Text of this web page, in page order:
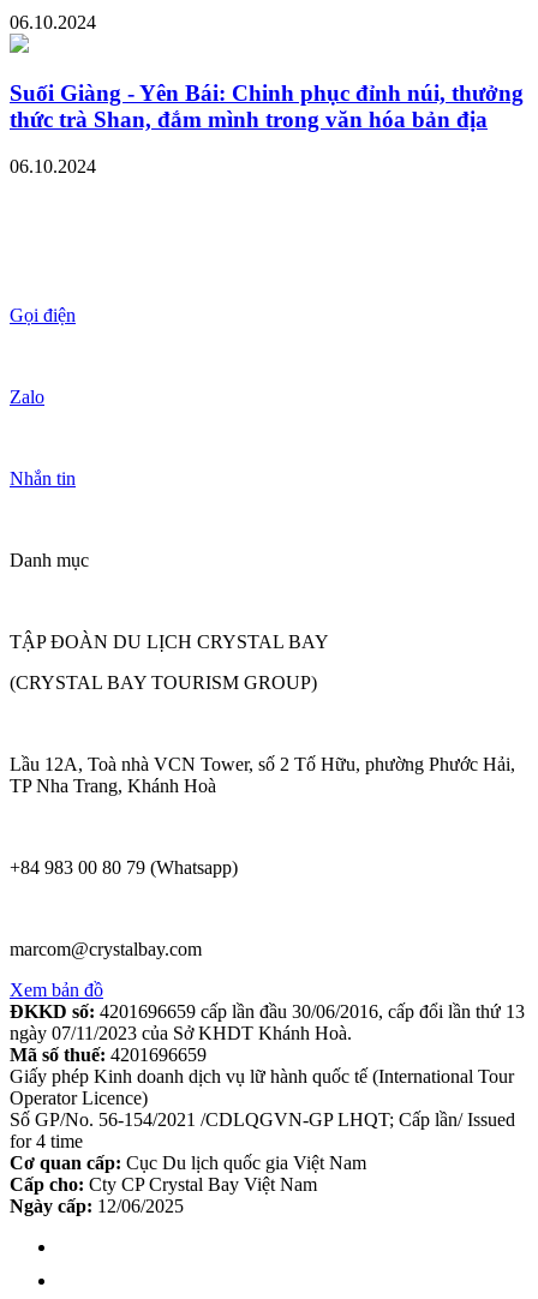
06.10.2024
Suối Giàng - Yên Bái: Chinh phục đỉnh núi, thưởng
thức trà Shan, đắm mình trong văn hóa bản địa
06.10.2024
Gọi điện
Zalo
Nhắn tin
Danh mục
TẬP ĐOÀN DU LỊCH CRYSTAL BAY
(CRYSTAL BAY TOURISM GROUP)
Lầu 12A, Toà nhà VCN Tower, số 2 Tố Hữu, phường Phước Hải,
TP Nha Trang, Khánh Hoà
+84 983 00 80 79 (Whatsapp)
marcom@crystalbay.com
Xem bản đồ
ĐKKD số: 4201696659 cấp lần đầu 30/06/2016, cấp đổi lần thứ 13
ngày 07/11/2023 của Sở KHDT Khánh Hoà.
Mã số thuế: 4201696659
Giấy phép Kinh doanh dịch vụ lữ hành quốc tế (International Tour
Operator Licence)
Số GP/No. 56-154/2021 /CDLQGVN-GP LHQT; Cấp lần/ Issued
for 4 time
Cơ quan cấp: Cục Du lịch quốc gia Việt Nam
Cấp cho: Cty CP Crystal Bay Việt Nam
Ngày cấp: 12/06/2025